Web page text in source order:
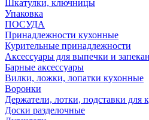
Шкатулки, ключницы
Упаковка
ПОСУДА
Принадлежности кухонные
Курительные принадлежности
Аксессуары для выпечки и
Барные аксессуары
Вилки, ложки, лопатки кухонные
Воронки
Держатели, лотки, подставки для
Доски разделочные